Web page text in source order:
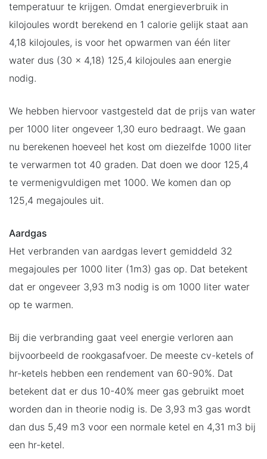
temperatuur te krijgen. Omdat energieverbruik in
kilojoules wordt berekend en 1 calorie gelijk staat aan
4,18 kilojoules, is voor het opwarmen van één liter
water dus (30 x 4,18) 125,4 kilojoules aan energie
nodig.
We hebben hiervoor vastgesteld dat de prijs van water
per 1000 liter ongeveer 1,30 euro bedraagt. We gaan
nu berekenen hoeveel het kost om diezelfde 1000 liter
te verwarmen tot 40 graden. Dat doen we door 125,4
te vermenigvuldigen met 1000. We komen dan op
125,4 megajoules uit.
Aardgas
Het verbranden van aardgas levert gemiddeld 32
megajoules per 1000 liter (1m3) gas op. Dat betekent
dat er ongeveer 3,93 m3 nodig is om 1000 liter water
op te warmen.
Bij die verbranding gaat veel energie verloren aan
bijvoorbeeld de rookgasafvoer. De meeste cv-ketels of
hr-ketels hebben een rendement van 60-90%. Dat
betekent dat er dus 10-40% meer gas gebruikt moet
worden dan in theorie nodig is. De 3,93 m3 gas wordt
dan dus 5,49 m3 voor een normale ketel en 4,31 m3 bij
een hr-ketel.